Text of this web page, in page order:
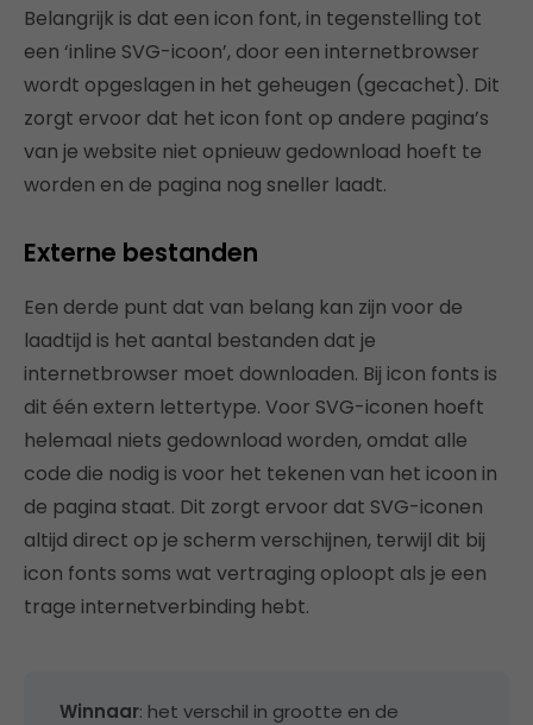
Belangrijk is dat een icon font, in tegenstelling tot
een ‘inline SVG-icoon’, door een internetbrowser
wordt opgeslagen in het geheugen (gecachet). Dit
zorgt ervoor dat het icon font op andere pagina’s
van je website niet opnieuw gedownload hoeft te
worden en de pagina nog sneller laadt.
Externe bestanden
Een derde punt dat van belang kan zijn voor de
laadtijd is het aantal bestanden dat je
internetbrowser moet downloaden. Bij icon fonts is
dit één extern lettertype. Voor SVG-iconen hoeft
helemaal niets gedownload worden, omdat alle
code die nodig is voor het tekenen van het icoon in
de pagina staat. Dit zorgt ervoor dat SVG-iconen
altijd direct op je scherm verschijnen, terwijl dit bij
icon fonts soms wat vertraging oploopt als je een
trage internetverbinding hebt.
Winnaar: het verschil in grootte en de